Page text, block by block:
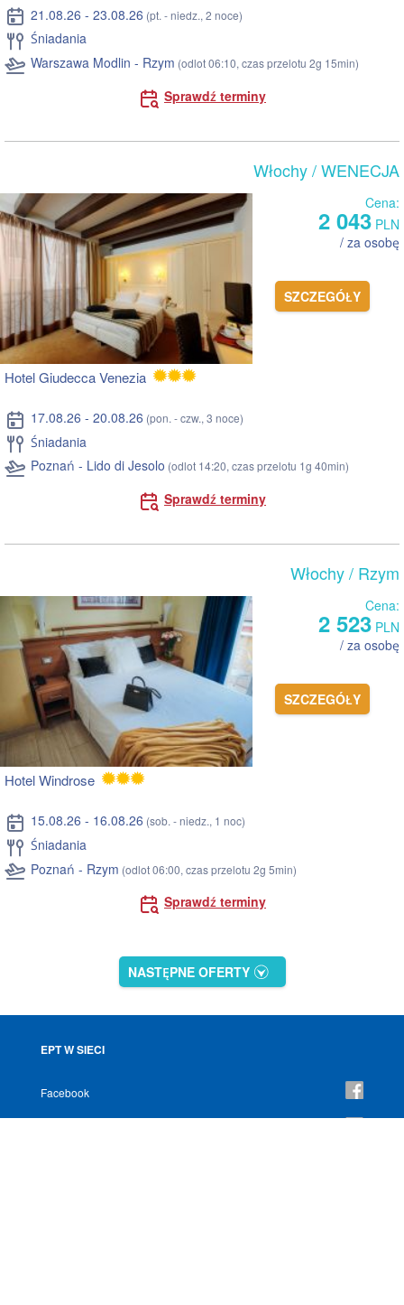
21.08.26 - 23.08.26 (pt. - niedz., 2 noce)
Śniadania
Warszawa Modlin - Rzym (odlot 06:10, czas przelotu 2g 15min)
Sprawdź terminy
Włochy/ WENECJA
Cena:
2 043 PLN
/ za osobę
SZCZEGÓŁY
Hotel Giudecca Venezia
17.08.26 - 20.08.26 (pon. - czw., 3 noce)
Śniadania
Poznań - Lido di Jesolo (odlot 14:20, czas przelotu 1g 40min)
Sprawdź terminy
Włochy/ Rzym
Cena:
2 523 PLN
/ za osobę
SZCZEGÓŁY
Hotel Windrose
15.08.26 - 16.08.26 (sob. - niedz., 1 noc)
Śniadania
Poznań - Rzym (odlot 06:00, czas przelotu 2g 5min)
Sprawdź terminy
NASTĘPNE OFERTY
EPT W SIECI
Facebook